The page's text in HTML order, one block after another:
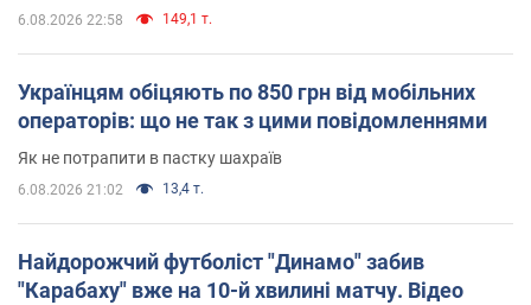
6.08.2026 22:58 149,1 т.
Українцям обіцяють по 850 грн від мобільних
операторів: що не так з цими повідомленнями
Як не потрапити в пастку шахраїв
6.08.2026 21:02 13,4 т.
Найдорожчий футболіст "Динамо" забив
"Карабаху" вже на 10-й хвилині матчу. Відео